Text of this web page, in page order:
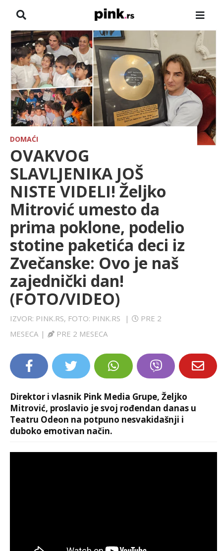
NASLOVNA
VESTI
ZADRUGA
SHOWBIZ
HRONIKA
PINKOVE ZVEZDE
ODEON
SPORT
LIFESTYLE
EXTRA
DOMAĆI
OVAKVOG
SLAVLJENIKA JOŠ
NISTE VIDELI! Željko
Mitrović umesto da
prima poklone, podelio
stotine paketića deci iz
Zvečanske: Ovo je naš
zajednički dan!
(FOTO/VIDEO)
IZVOR: PINK.RS, FOTO: PINK.RS |
PRE 2
MESECA | PRE 2 MESECA
Direktor i vlasnik Pink Media Grupe, Željko
Mitrović, proslavio je svoj rođendan danas u
Teatru Odeon na potpuno nesvakidašnji i
duboko emotivan način.